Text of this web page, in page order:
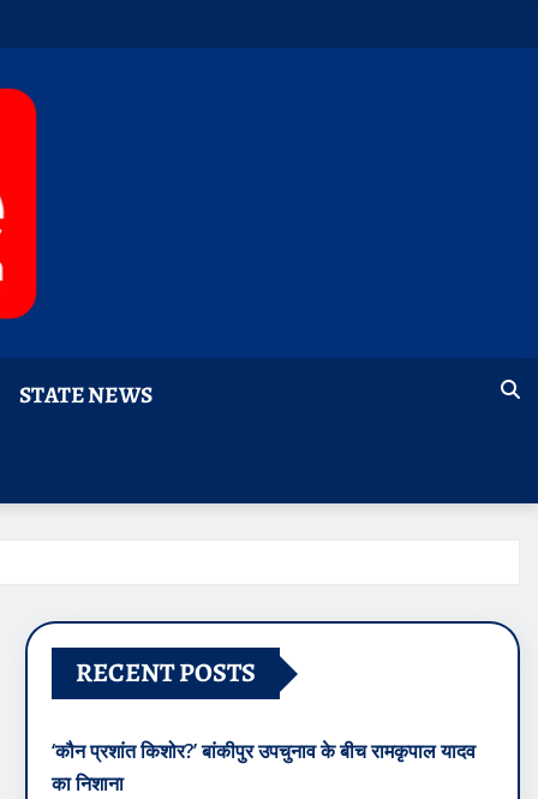
STATE NEWS
RECENT POSTS
‘कौन प्रशांत किशोर?’ बांकीपुर उपचुनाव के बीच रामकृपाल यादव
का निशाना